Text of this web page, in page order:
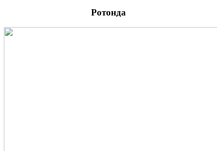
Ротонда